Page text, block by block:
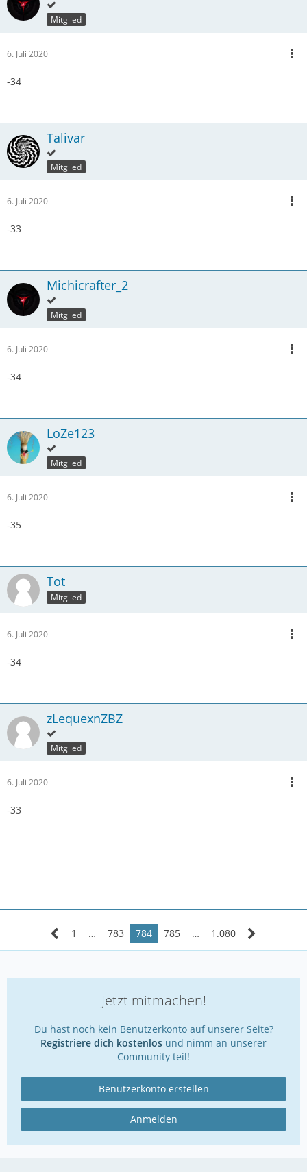
Mitglied
6. Juli 2020
-34
Talivar
Mitglied
6. Juli 2020
-33
Michicrafter_2
Mitglied
6. Juli 2020
-34
LoZe123
Mitglied
6. Juli 2020
-35
Tot
Mitglied
6. Juli 2020
-34
zLequexnZBZ
Mitglied
6. Juli 2020
-33
1 … 783 784 785 … 1.080
Jetzt mitmachen!
Du hast noch kein Benutzerkonto auf unserer Seite?
Registriere dich kostenlos und nimm an unserer
Community teil!
Benutzerkonto erstellen
Anmelden